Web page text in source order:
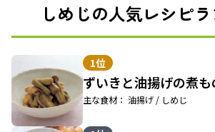
しめじの人気レシピ
1位
ずいきと油揚げの煮も
主な食材： 油揚げ / しめじ